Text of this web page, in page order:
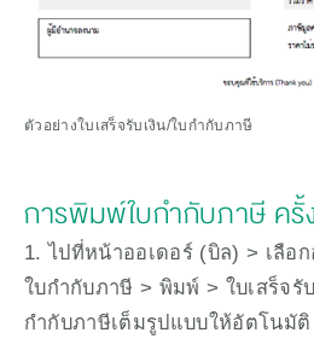
ตัวอย่างใบเสร็จรับเงิน/ใบกำกับภาษี
การพิมพ์ใบกำกับภาษี ครั้
1. ไปที่หน้าออเดอร์ (บิล) > เลือ
ใบกำกับภาษี > พิมพ์ > ใบเสร็จรั
กำกับภาษีเต็มรูปแบบให้อัตโนมัติ